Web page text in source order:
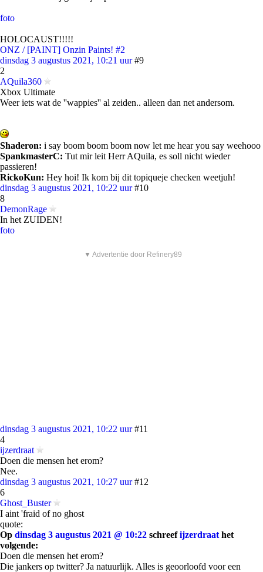
foto
HOLOCAUST!!!!!
ONZ / [PAINT] Onzin Paints! #2
dinsdag 3 augustus 2021, 10:21 uur #9
2
AQuila360
Xbox Ultimate
Weer iets wat de ''wappies'' al zeiden.. alleen dan net andersom.
Shaderon: i say boom boom boom now let me hear you say weehooo
SpankmasterC: Tut mir leit Herr AQuila, es soll nicht wieder
passieren!
RickoKun: Hey hoi! Ik kom bij dit topiqueje checken weetjuh!
dinsdag 3 augustus 2021, 10:22 uur #10
8
DemonRage
In het ZUIDEN!
foto
▼ Advertentie door Refinery89
dinsdag 3 augustus 2021, 10:22 uur #11
4
ijzerdraat
Doen die mensen het erom?
Nee.
dinsdag 3 augustus 2021, 10:27 uur #12
6
Ghost_Buster
I aint 'fraid of no ghost
quote:
Op dinsdag 3 augustus 2021 @ 10:22 schreefijzerdraat het
volgende:
Doen die mensen het erom?
Die jankers op twitter? Ja natuurlijk. Alles is geoorloofd voor een